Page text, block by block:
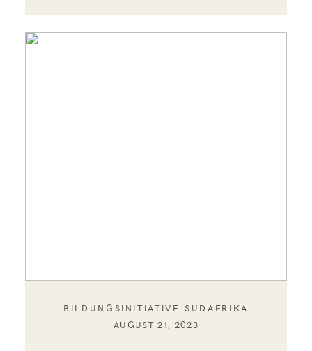
BILDUNGSINITIATIVE SÜDAFRIKA
AUGUST 21, 2023